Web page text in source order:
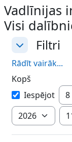
Vadlīnijas
Visi
Filtri
Filtri Filtri
Rādīt vairāk...
Kopš
KopšIespējot
Gads